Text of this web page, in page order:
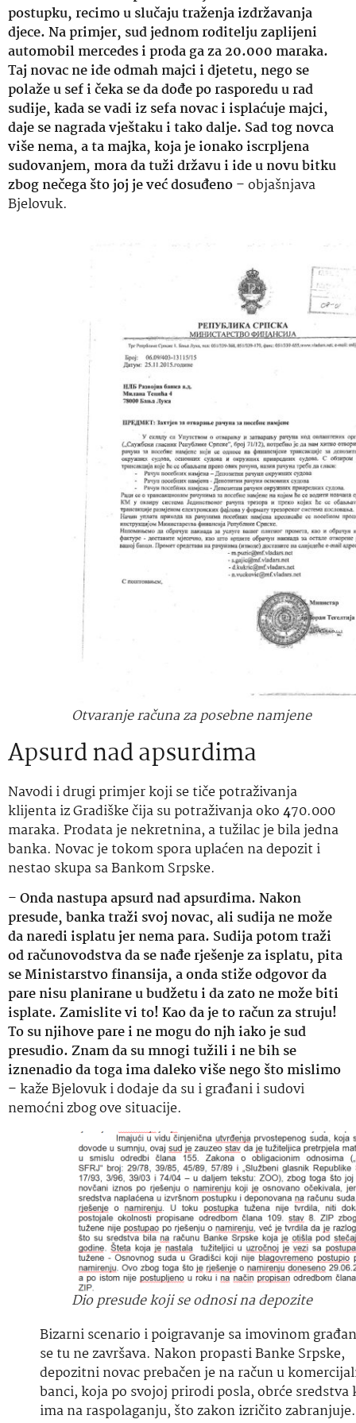
postupku, recimo u slučaju traženja izdržavanja
djece. Na primjer, sud jednom roditelju zaplijeni
automobil mercedes i proda ga za 20.000 maraka.
Taj novac ne ide odmah majci i djetetu, nego se
polaže u sef i čeka se da dođe po rasporedu u rad
sudije, kada se vadi iz sefa novac i isplaćuje majci,
daje se nagrada vještaku i tako dalje. Sad tog novca
više nema, a ta majka, koja je ionako iscrpljena
sudovanjem, mora da tuži državu i ide u novu bitku
zbog nečega što joj je već dosuđeno– objašnjava
Bjelovuk.
Otvaranje računa za posebne namjene
Apsurd nad apsurdima
Navodi i drugi primjer koji se tiče potraživanja
klijenta iz Gradiške čija su potraživanja oko470.000
maraka. Prodata je nekretnina, a tužilac je bila jedna
banka. Novac je tokom spora uplaćen na depozit i
nestao skupa sa Bankom Srpske.
–Onda nastupa apsurd nad apsurdima. Nakon
presude, banka traži svoj novac, ali sudija ne može
da naredi isplatu jer nema para. Sudija potom traži
od računovodstva da se nađe rješenje za isplatu, pita
se Ministarstvo finansija, a onda stiže odgovor da
pare nisu planirane u budžetu i da zato ne može biti
isplate. Zamislite vi to! Kao da je to račun za struju!
To su njihove pare i ne mogu do njh iako je sud
presudio. Znam da su mnogi tužili i ne bih se
iznenadio da toga ima daleko više nego što mislimo
– kaže Bjelovuk i dodaje da su i građani i sudovi
nemoćni zbog ove situacije.
Dio presude koji se odnosi na depozite
Bizarni scenario i poigravanje sa imovinom
se tu ne završava. Nakon propasti Banke Srpske,
depozitni novac prebačen je na račun u
banci, koja po svojoj prirodi posla, obrće sredstva
ima na raspolaganju, što zakon izričito zabranjuje.